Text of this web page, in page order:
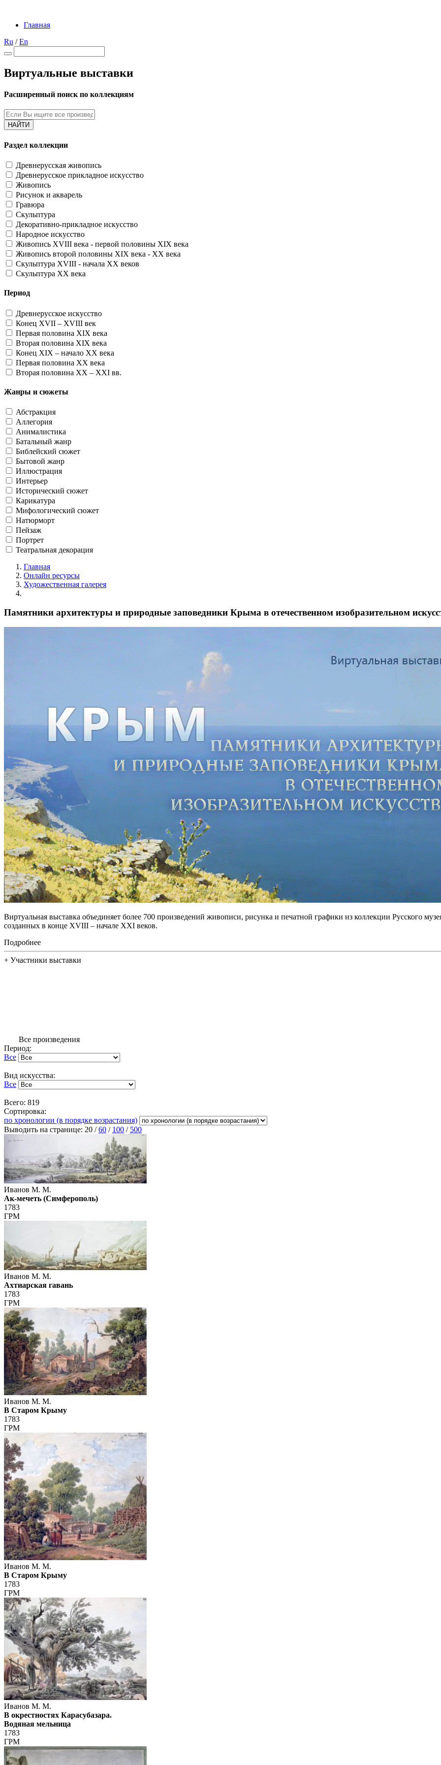
Главная
Ru /En
Виртуальные выставки
Расширенный поиск по коллекциям
НАЙТИ
Раздел коллекции
Древнерусская живопись
Древнерусское прикладное искусство
Живопись
Рисунок и акварель
Гравюра
Скульптура
Декоративно-прикладное искусство
Народное искусство
Живопись XVIII века - первой половины XIX века
Живопись второй половины XIX века - XX века
Скульптура XVIII - начала XX веков
Скульптура XX века
Период
Древнерусское искусство
Конец XVII – XVIII век
Первая половина XIX века
Вторая половина XIX века
Конец XIX – начало XX века
Первая половина XX века
Вторая половина XX – XXI вв.
Жанры и сюжеты
Абстракция
Аллегория
Анималистика
Батальный жанр
Библейский сюжет
Бытовой жанр
Иллюстрация
Интерьер
Исторический сюжет
Карикатура
Мифологический сюжет
Натюрморт
Пейзаж
Портрет
Театральная декорация
Главная
Онлайн ресурсы
Художественная галерея
Памятники архитектуры и природные заповедники Крыма в отечественном изобразительном
Виртуальная выставка объединяет более 700 произведений живописи, рисунка и печатной графики из коллекции Русского
созданных в конце XVIII – начале XXI веков.
Подробнее
+ Участники выставки
Все произведения
Период:
Все
Вид искусства:
Все
Всего: 819
Сортировка:
по хронологии (в порядке возрастания)
Выводить на странице: 20 /60 / 100 / 500
Иванов М. М.
Ак-мечеть (Симферополь)
1783
ГРМ
Иванов М. М.
Ахтиарская гавань
1783
ГРМ
Иванов М. М.
В Старом Крыму
1783
ГРМ
Иванов М. М.
В Старом Крыму
1783
ГРМ
Иванов М. М.
В окрестностях Карасубазара.
Водяная мельница
1783
ГРМ